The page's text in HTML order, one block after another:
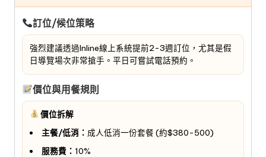
訂位/候位策略
強烈建議透過Inline線上系統提前2-3週訂位，尤其是假
日導覽場次非常搶手。平日可嘗試電話預約。
價位與用餐規則
價位拆解
主餐/低消： 成人低消一份套餐 (約$380-500)
服務費： 10%